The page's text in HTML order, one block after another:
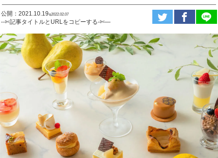
公開：2021.10.19ಇ2022.02.07
--✄記事タイトルとURLをコピーする-✄—